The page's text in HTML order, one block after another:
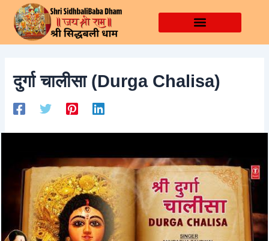
content
दुर्गा चालीसा (Durga Chalisa)
Post
navigation